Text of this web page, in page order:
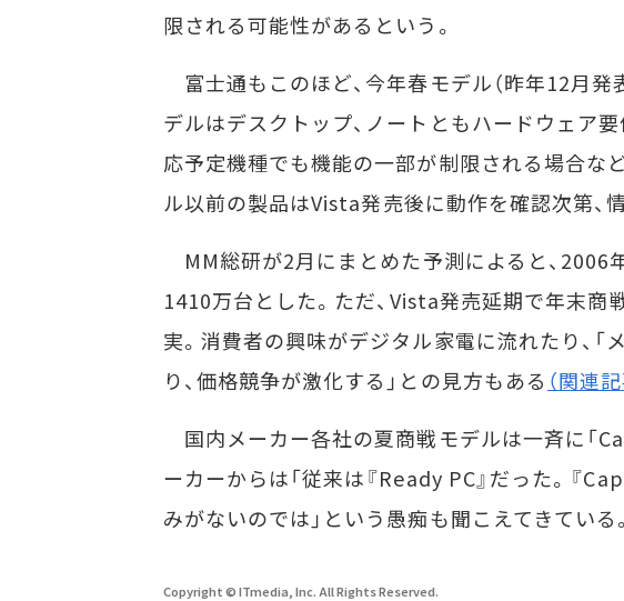
限される可能性があるという。
富士通もこのほど、今年春モデル（昨年12月
デルはデスクトップ、ノートともハードウェア
応予定機種でも機能の一部が制限される場合な
ル以前の製品はVista発売後に動作を確認次第、
MM総研が2月にまとめた予測によると、2006
1410万台とした。ただ、Vista発売延期で年末
実。消費者の興味がデジタル家電に流れたり、
り、価格競争が激化する」との見方もある （関連
国内メーカー各社の夏商戦モデルは一斉に「
ーカーからは「従来は『Ready PC』だった。『
みがないのでは」という愚痴も聞こえてきている。
Copyright © ITmedia, Inc. All Rights Reserved.